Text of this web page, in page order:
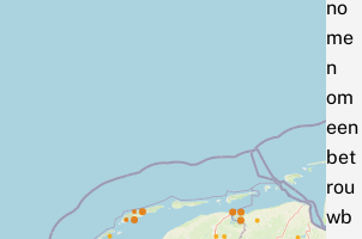
no
me
n
om
een
bet
rou
wb